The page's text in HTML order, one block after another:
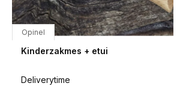
Opinel
Kinderzakmes + etui
Deliverytime